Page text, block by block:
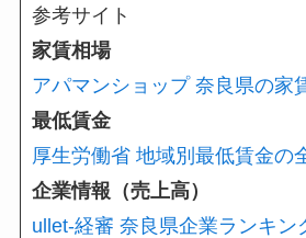
参考サイト
家賃相場
アパマンショップ 奈良県の家
最低賃金
厚生労働省 地域別最低賃金の
企業情報（売上高）
ullet-経審 奈良県企業ランキン